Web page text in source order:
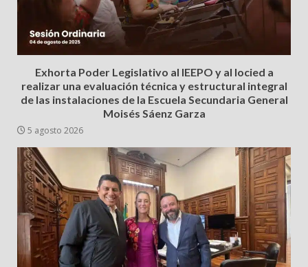
Exhorta Poder Legislativo al IEEPO y al Iocied a
realizar una evaluación técnica y estructural integral
de las instalaciones de la Escuela Secundaria General
Moisés Sáenz Garza
5 agosto 2026